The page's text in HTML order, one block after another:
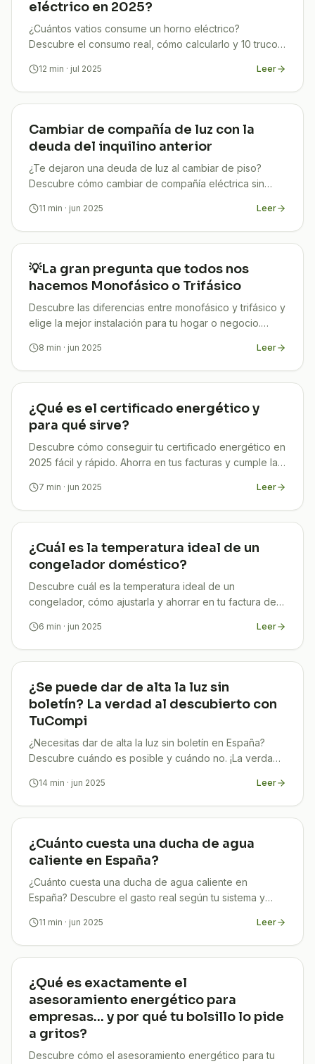
eléctrico en 2025?
¿Cuántos vatios consume un horno eléctrico?
Descubre el consumo real, cómo calcularlo y 10 trucos
12 min · jul 2025 Leer
Cambiar de compañía de luz con la
deuda del inquilino anterior
¿Te dejaron una deuda de luz al cambiar de piso?
Descubre cómo cambiar de compañía eléctrica sin
paso.
11 min · jun 2025 Leer
💡La gran pregunta que todos nos
hacemos Monofásico o Trifásico
Descubre las diferencias entre monofásico y trifásico y
elige la mejor instalación para tu hogar o negocio.
8 min · jun 2025 Leer
¿Qué es el certificado energético y
para qué sirve?
Descubre cómo conseguir tu certificado energético en
2025 fácil y rápido. Ahorra en tus facturas y cumple la
7 min · jun 2025 Leer
¿Cuál es la temperatura ideal de un
congelador doméstico?
Descubre cuál es la temperatura ideal de un
congelador, cómo ajustarla y ahorrar en tu factura de
6 min · jun 2025 Leer
¿Se puede dar de alta la luz sin
boletín? La verdad al descubierto con
TuCompi
¿Necesitas dar de alta la luz sin boletín en España?
Descubre cuándo es posible y cuándo no. ¡La verdad
14 min · jun 2025 Leer
¿Cuánto cuesta una ducha de agua
caliente en España?
¿Cuánto cuesta una ducha de agua caliente en
España? Descubre el gasto real según tu sistema y
11 min · jun 2025 Leer
¿Qué es exactamente el
asesoramiento energético para
empresas… y por qué tu bolsillo lo pide
a gritos?
Descubre cómo el asesoramiento energético para tu